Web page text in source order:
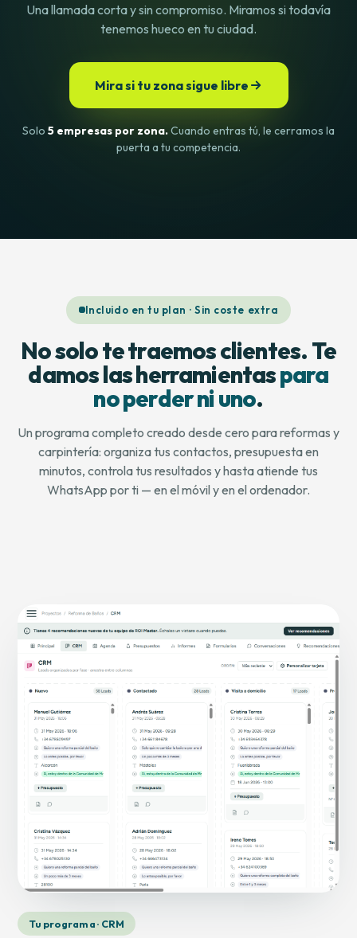
Una llamada corta y sin compromiso. Miramos si todavía
tenemos hueco en tu ciudad.
Mira si tu zona sigue libre
Solo 5 empresas por zona.Cuando entras tú, le cerramos la
puerta a tu competencia.
Incluido en tu plan · Sin coste extra
No solo te traemos clientes. Te
damos las herramientaspara
no perder ni uno.
Un programa completo creado desde cero para reformas y
carpintería: organiza tus contactos, presupuesta en
minutos, controla tus resultados y hasta atiende tus
WhatsApp por ti — en el móvil y en el ordenador.
Tu programa · CRM